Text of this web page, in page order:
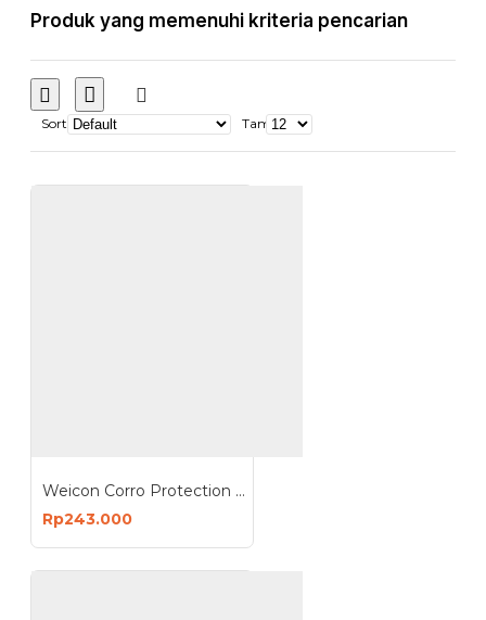
Produk yang memenuhi kriteria pencarian
Sort Tampilkan:
Weicon Corro Protection 400 ml Bahan Pelindung Korosi Metal
Rp243.000